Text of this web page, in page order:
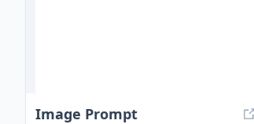
Image Prompt